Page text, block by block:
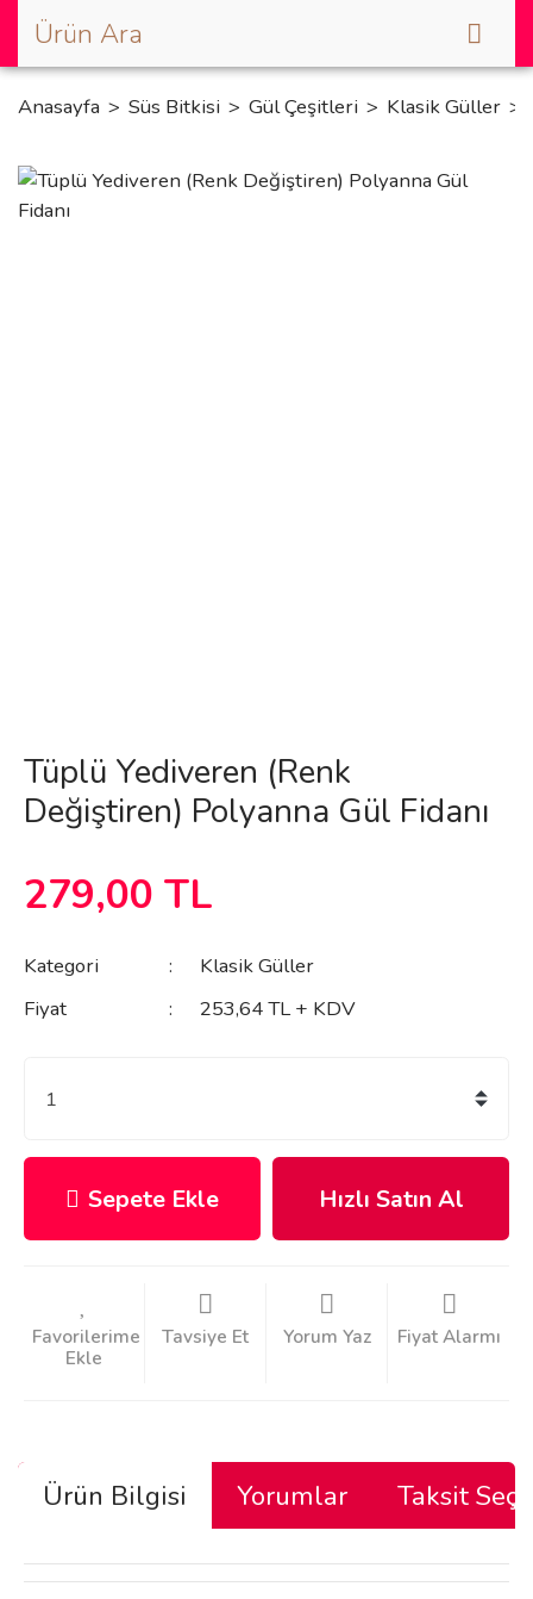
Anasayfa Süs Bitkisi Gül Çeşitleri Klasik Güller
Tüplü Yediveren (Renk
Değiştiren) Polyanna Gül Fidanı
279,00 TL
Kategori
Klasik Güller
Fiyat
253,64 TL + KDV
Sepete Ekle Hızlı Satın Al
Tavsiye Et Yorum Yaz Fiyat Alarmı
Ürün Bilgisi Yorumlar Taksit